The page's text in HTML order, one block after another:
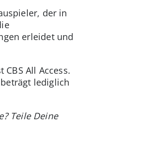
der in
erleidet und
All Access.
lediglich
Teile Deine